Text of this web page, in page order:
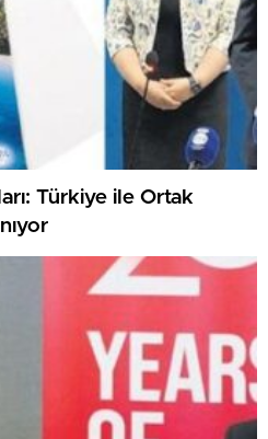
Türkiye ile Ortak